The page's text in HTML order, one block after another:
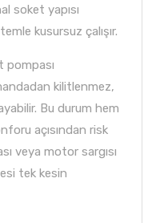
soket yapısı
kusursuz çalışır.
pompası
kilitlenmez,
Bu durum hem
açısından risk
veya motor sargısı
tek kesin